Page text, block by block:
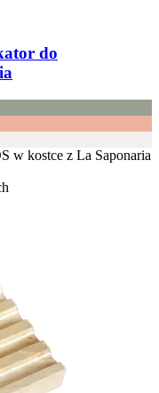
do
w kostce z La Saponaria